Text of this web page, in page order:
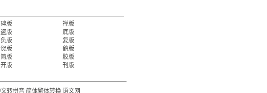
碑版
禅版
盗版
底版
负版
复版
贺版
鹤版
简版
胶版
开版 刊版
文转拼音 简体繁体转换 语文网